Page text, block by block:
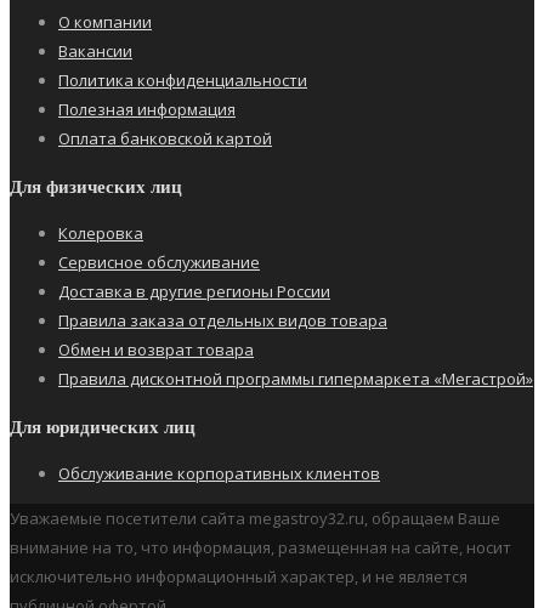
О компании
Вакансии
Политика конфиденциальности
Полезная информация
Оплата банковской картой
Для физических лиц
Колеровка
Сервисное обслуживание
Доставка в другие регионы России
Правила заказа отдельных видов товара
Обмен и возврат товара
Правила дисконтной программы гипермаркета «Мегастрой»
Для юридических лиц
Обслуживание корпоративных клиентов
Уважаемые посетители сайта megastroy32.ru, обращаем Ваше
внимание на то, что информация, размещенная на сайте, носит
исключительно информационный характер, и не является